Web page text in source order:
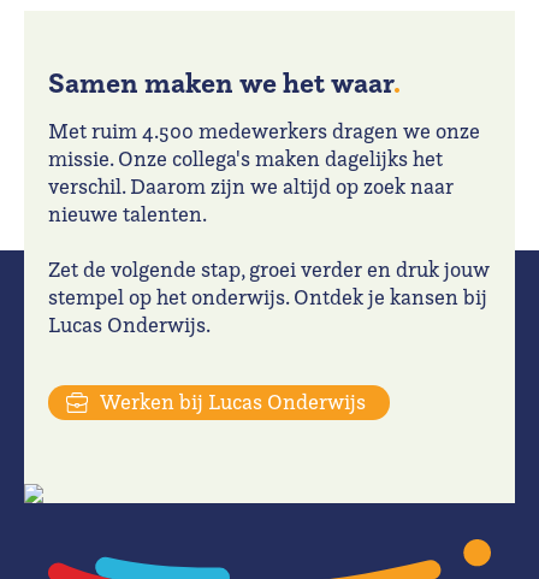
Samen maken we het waar.
Met ruim 4.500 medewerkers dragen we onze
missie. Onze collega's maken dagelijks het
verschil. Daarom zijn we altijd op zoek naar
nieuwe talenten.
Zet de volgende stap, groei verder en druk jouw
stempel op het onderwijs. Ontdek je kansen bij
Lucas Onderwijs.
Werken bij Lucas Onderwijs